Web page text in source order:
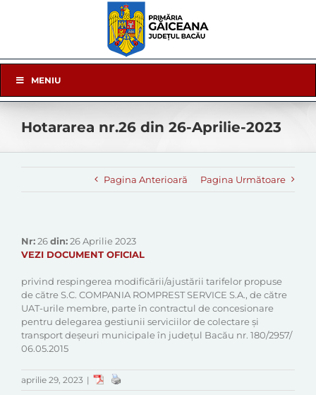
Navigation
MENIU
Hotararea nr.26 din 26-Aprilie-2023
Pagina Anterioară Pagina Următoare
Nr:26din:26 Aprilie 2023
VEZI DOCUMENT OFICIAL
privind respingerea modificării/ajustării tarifelor propuse
de către S.C. COMPANIA ROMPREST SERVICE S.A., de către
UAT-urile membre, parte în contractul de concesionare
pentru delegarea gestiunii serviciilor de colectare și
transport deșeuri municipale în județul Bacău nr. 180/2957/
06.05.2015
aprilie 29, 2023 |